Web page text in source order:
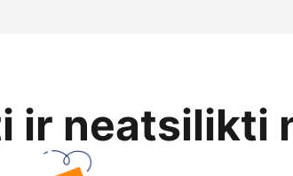
ir neatsilikti